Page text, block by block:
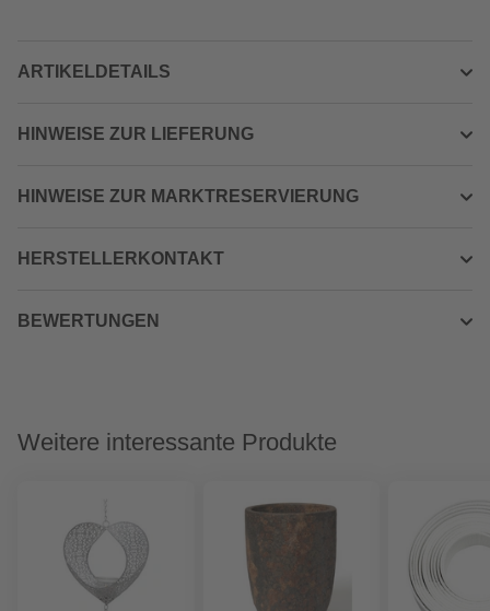
ARTIKELDETAILS
HINWEISE ZUR LIEFERUNG
HINWEISE ZUR MARKTRESERVIERUNG
HERSTELLERKONTAKT
BEWERTUNGEN
Weitere interessante Produkte